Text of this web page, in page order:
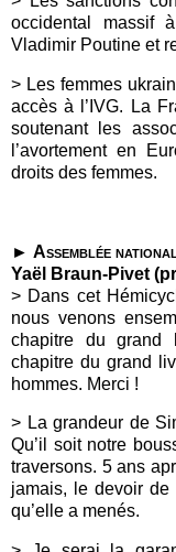
occidental massif
Vladimir Poutine et
> Les femmes
accès à l’IVG. La
soutenant les
l’avortement en
droits des femmes.
► Assemblée nation
Yaël Braun-Pivet
> Dans cet
nous venons
chapitre du grand
chapitre du grand
hommes. Merci !
> La grandeur de
Qu’il soit notre
traversons. 5 ans
jamais, le devoir de
qu’elle a menés.